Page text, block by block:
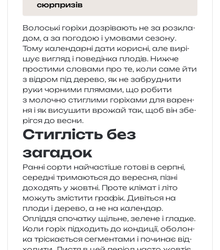
сюрпризів
Волоські горі­хи дозрі­ва­ють не за роз­кла­
дом, а за пого­дою і умо­ва­ми сезо­ну.
Тому кален­дар­ні дати кори­сні, але вирі­
шує вигляд і пове­дін­ка пло­дів. Нижче
про­сти­ми сло­ва­ми про те, коли саме йти
з від­ром під дере­во, як не забру­дни­ти
руки чор­ни­ми пля­ма­ми, що роби­ти
з моло­чно сти­гли­ми горі­ха­ми для варе­н­
ня і як вису­ши­ти вро­жай так, щоб він збе­
ріг­ся до весни.
Стиглість без
загадок
Ранні сорти най­ча­сті­ше гото­ві в сер­пні,
сере­дні три­ма­ю­ться до вере­сня, пізні
дохо­дять у жов­тні. Проте клі­мат і літо
можуть змі­сти­ти гра­фік. Дивіться на
плоди і дере­во, а не на кален­дар.
Опліддя спо­ча­тку щіль­не, зеле­не і глад­ке.
Коли горіх під­хо­дить до кон­ди­ції, обо­лон­
ка трі­ска­є­ться сегмен­та­ми і почи­нає від­